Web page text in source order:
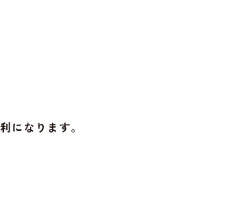
になります。